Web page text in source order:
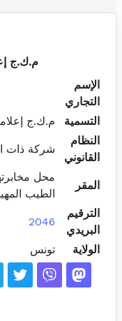
م.ك.ج
الإسم
التجاري
التسمية
م.ك.ج
النظام
القانوني
شركة ذات
المقر
الطيب
الترقيم
البريدي
2046
الولاية تونس